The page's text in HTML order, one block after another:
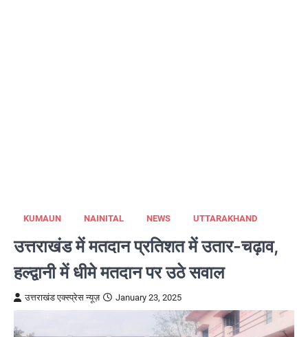
KUMAUN NAINITAL NEWS UTTARAKHAND
उत्तराखंड में मतदान प्रतिशत में उतार-चढ़ाव,
हल्द्वानी में धीमे मतदान पर उठे सवाल
उत्तराखंड एक्स्प्रेस न्यूज़ January 23, 2025